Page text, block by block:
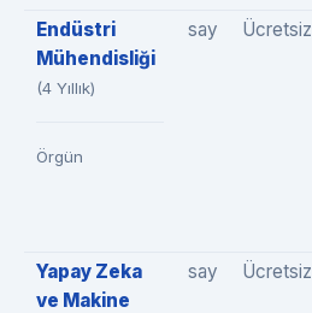
Endüstri
Mühendisliği
(4 Yıllık)
Örgün
say Ücretsiz
Yapay Zeka
ve Makine
say Ücretsiz